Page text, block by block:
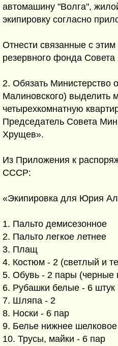
автомашину "Волга",
экипировку согласно
Отнести связанные с этим
резервного фонда
2. Обязать Министерство
Малиновского) выделить
четырехкомнатную
Председатель Совета
Хрущев».
Из Приложения к
СССР:
«Экипировка для Юрия
1. Пальто демисезонное
2. Пальто легкое летнее
3. Плащ
4. Костюм - 2 (светлый и
5. Обувь - 2 пары (черные
6. Рубашки белые - 6 штук
7. Шляпа - 2
8. Носки - 6 пар
9. Белье нижнее
10. Трусы, майки - 6 пар